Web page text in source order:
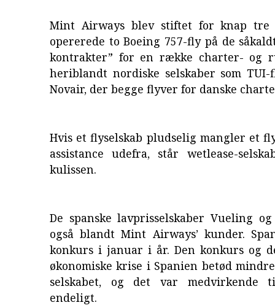
Mint Airways blev stiftet for knap tre
opererede to Boeing 757-fly på de
kontrakter” for en række charter- og
heriblandt nordiske selskaber som
Novair, der begge flyver for danske
Hvis et flyselskab pludselig mangler et
assistance udefra, står wetlease-
kulissen.
De spanske lavprisselskaber Vueling
også blandt Mint Airways’ kunder.
konkurs i januar i år. Den konkurs og
økonomiske krise i Spanien betød
selskabet, og det var medvirkende
endeligt.